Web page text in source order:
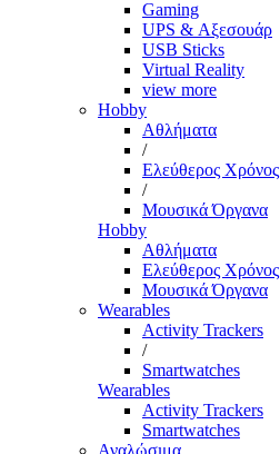
Gaming
UPS & Αξεσουάρ
USB Sticks
Virtual Reality
view more
Hobby
Αθλήματα
/
Ελεύθερος Χρόνος
/
Μουσικά Όργανα
Hobby
Αθλήματα
Ελεύθερος Χρόνος
Μουσικά Όργανα
Wearables
Activity Trackers
/
Smartwatches
Wearables
Activity Trackers
Smartwatches
Αναλώσιμα